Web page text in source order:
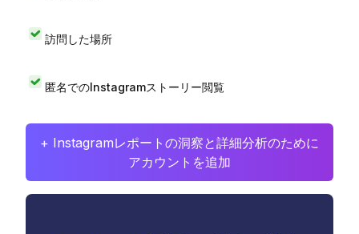
訪問した場所
匿名でのInstagramストーリー閲覧
+ Instagramレポートの洞察と詳細分析のために
アカウントを追加